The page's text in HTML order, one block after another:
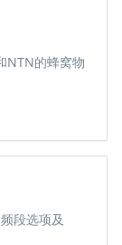
NTN的蜂窝物
段选项及